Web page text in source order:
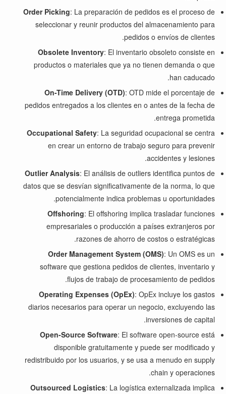
Order Picking: La preparación de pedidos es el proceso de
seleccionar y reunir productos del almacenamiento para
pedidos o envíos de clientes.
Obsolete Inventory: El inventario obsoleto consiste en
productos o materiales que ya no tienen demanda o que
han caducado.
On-Time Delivery (OTD): OTD mide el porcentaje de
pedidos entregados a los clientes en o antes de la fecha de
entrega prometida.
Occupational Safety: La seguridad ocupacional se centra
en crear un entorno de trabajo seguro para prevenir
accidentes y lesiones.
Outlier Analysis: El análisis de outliers identifica puntos de
datos que se desvían significativamente de la norma, lo que
potencialmente indica problemas u oportunidades.
Offshoring: El offshoring implica trasladar funciones
empresariales o producción a países extranjeros por
razones de ahorro de costos o estratégicas.
Order Management System (OMS): Un OMS es un
software que gestiona pedidos de clientes, inventario y
flujos de trabajo de procesamiento de pedidos.
Operating Expenses (OpEx): OpEx incluye los gastos
diarios necesarios para operar un negocio, excluyendo las
inversiones de capital.
Open-Source Software: El software open-source está
disponible gratuitamente y puede ser modificado y
redistribuido por los usuarios, y se usa a menudo en supply
chain y operaciones.
Outsourced Logistics: La logística externalizada implica